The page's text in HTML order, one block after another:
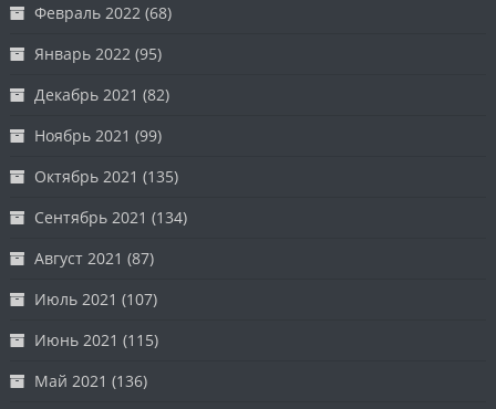
Февраль 2022 (68)
Январь 2022 (95)
Декабрь 2021 (82)
Ноябрь 2021 (99)
Октябрь 2021 (135)
Сентябрь 2021 (134)
Август 2021 (87)
Июль 2021 (107)
Июнь 2021 (115)
Май 2021 (136)